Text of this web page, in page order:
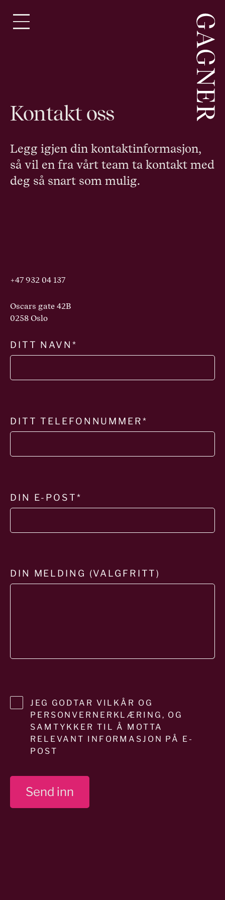
innhold
Kontakt oss
Legg igjen din kontaktinformasjon,
så vil en fra vårt team ta kontakt med
deg så snart som mulig.
+47 932 04 137
Oscars gate 42B
0258 Oslo
DITT NAVN*
DITT TELEFONNUMMER*
DIN E-POST*
DIN MELDING (VALGFRITT)
JEG GODTAR VILKÅR OG
PERSONVERNERKLÆRING, OG
SAMTYKKER TIL Å MOTTA
RELEVANT INFORMASJON PÅ E-
POST